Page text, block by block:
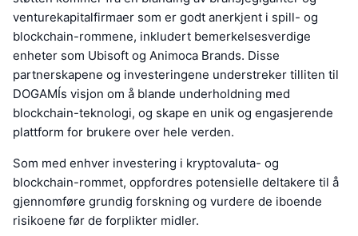
venturekapitalfirmaer som er godt anerkjent i spill- og
blockchain-rommene, inkludert bemerkelsesverdige
enheter som Ubisoft og Animoca Brands. Disse
partnerskapene og investeringene understreker tilliten til
DOGAMÍs visjon om å blande underholdning med
blockchain-teknologi, og skape en unik og engasjerende
plattform for brukere over hele verden.
Som med enhver investering i kryptovaluta- og
blockchain-rommet, oppfordres potensielle deltakere til å
gjennomføre grundig forskning og vurdere de iboende
risikoene før de forplikter midler.